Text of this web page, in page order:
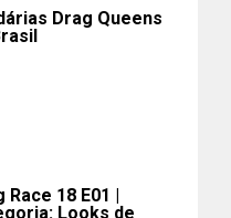
Drag Queens
Race 18 E01 |
Looks de